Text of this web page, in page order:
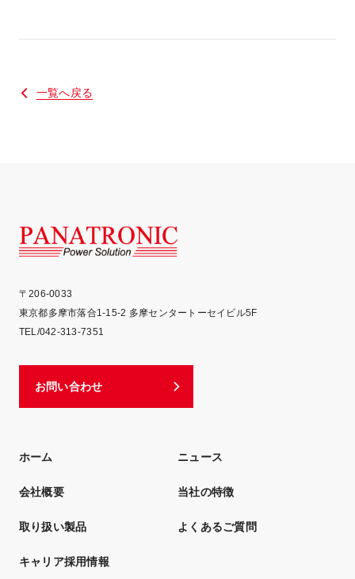
一覧へ戻る
〒206-0033
東京都多摩市落合1-15-2 多摩センタートーセイビル5F
TEL/042-313-7351
お問い合わせ
ホーム ニュース
会社概要 当社の特徴
取り扱い製品 よくあるご質問
キャリア採用情報